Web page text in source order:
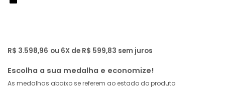
R$ 3.598,96 ou 6X de R$ 599,83 sem juros
Escolha a sua medalha e economize!
As medalhas abaixo se referem ao estado do produto